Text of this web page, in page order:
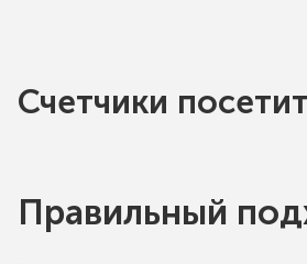
Счетчики
Правильный